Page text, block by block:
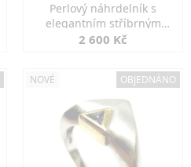
Perlový náhrdelník s
elegantním stříbrným
zapínáním
2 600 Kč
NOVÉ OBJEDNÁNO